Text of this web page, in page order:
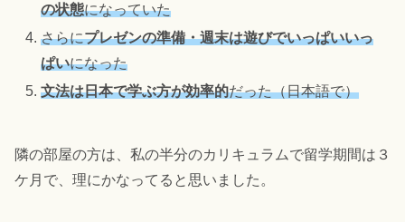
の状態になっていた
さらにプレゼンの準備・週末は遊びでいっぱいいっ
ぱいになった
文法は日本で学ぶ方が効率的だった（日本語で）
隣の部屋の方は、私の半分のカリキュラムで留学期間は３
ケ月で、理にかなってると思いました。